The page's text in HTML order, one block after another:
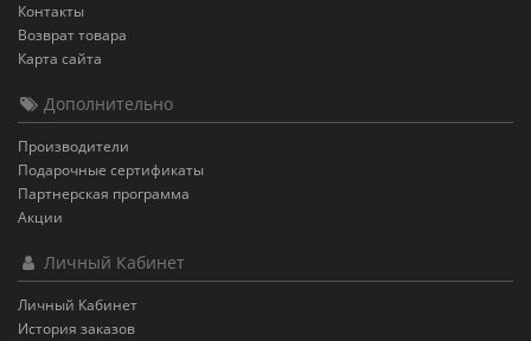
Контакты
Возврат товара
Карта сайта
Дополнительно
Производители
Подарочные сертификаты
Партнерская программа
Акции
Личный Кабинет
Личный Кабинет
История заказов